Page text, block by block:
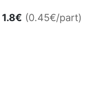
1.8€ (0.45€/part)